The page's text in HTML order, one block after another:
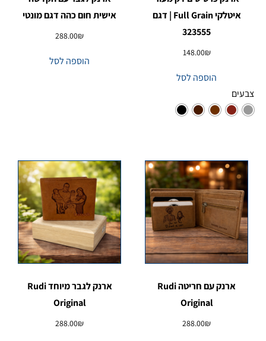
איטלקי Full Grain | דגם
323555
148.00₪
הוספה לסל
צבעים
אישית חום כהה דגם מונטי
288.00₪
הוספה לסל
ארנק עם חריטה Rudi
Original
288.00₪
ארנק לגבר מיוחד Rudi
Original
288.00₪